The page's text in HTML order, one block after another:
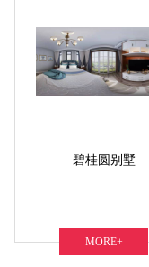
MORE+
碧桂圆别墅